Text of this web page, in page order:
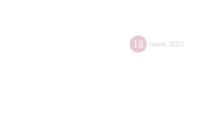
18 июня 2021